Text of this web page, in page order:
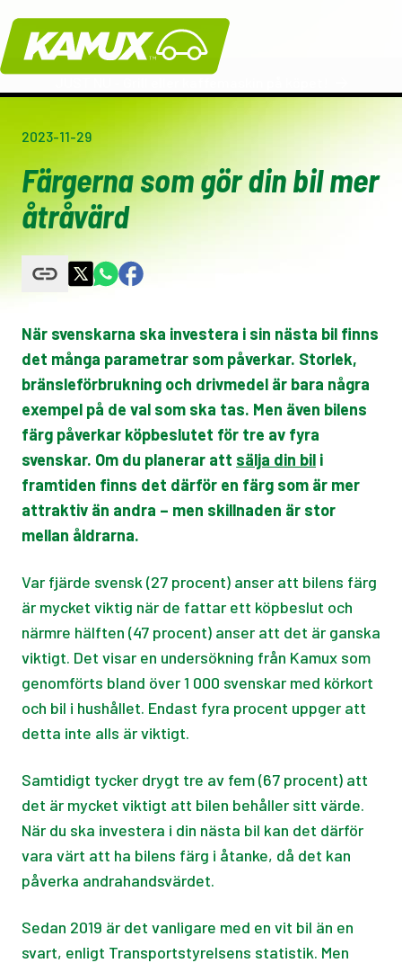
Kamux
2023-11-29
Färgerna som gör din bil mer
åtråvärd
När svenskarna ska investera i sin nästa bil finns
det många parametrar som påverkar. Storlek,
bränsleförbrukning och drivmedel är bara några
exempel på de val som ska tas. Men även bilens
färg påverkar köpbeslutet för tre av fyra
svenskar. Om du planerar att sälja din bil i
framtiden finns det därför en färg som är mer
attraktiv än andra – men skillnaden är stor
mellan åldrarna.
Var fjärde svensk (27 procent) anser att bilens färg
är mycket viktig när de fattar ett köpbeslut och
närmre hälften (47 procent) anser att det är ganska
viktigt. Det visar en undersökning från Kamux som
genomförts bland över 1 000 svenskar med körkort
och bil i hushållet. Endast fyra procent uppger att
detta inte alls är viktigt.
Samtidigt tycker drygt tre av fem (67 procent) att
det är mycket viktigt att bilen behåller sitt värde.
När du ska investera i din nästa bil kan det därför
vara värt att ha bilens färg i åtanke, då det kan
påverka andrahandsvärdet.
Sedan 2019 är det vanligare med en vit bil än en
svart, enligt Transportstyrelsens statistik. Men